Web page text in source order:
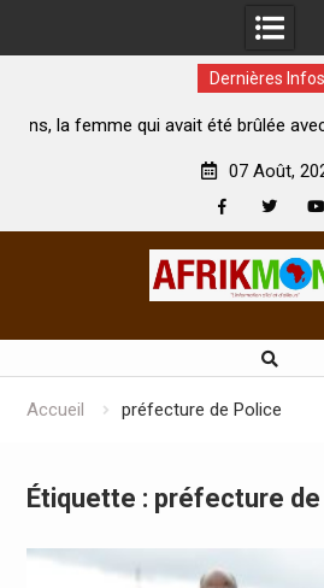
Dernières
été brûlée avec son bébé par
07 Août,
Accueil préfecture de Police
Étiquette : préfecture